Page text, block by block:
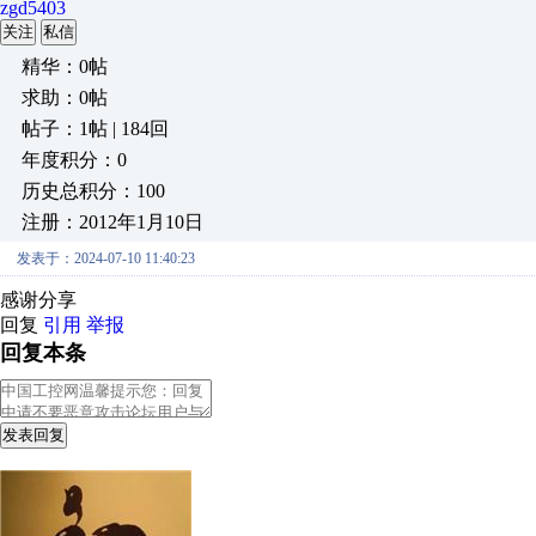
zgd5403
关注 私信
精华：0帖
求助：0帖
帖子：1帖 | 184回
年度积分：0
历史总积分：100
注册：2012年1月10日
发表于：2024-07-10 11:40:23
感谢分享
回复 引用 举报
回复本条
发表回复